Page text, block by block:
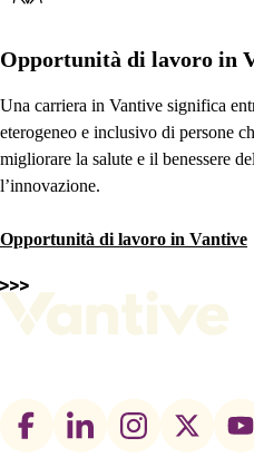
Opportunità di lavoro in
Una carriera in Vantive significa
eterogeneo e inclusivo di persone
migliorare la salute e il benessere
l’innovazione.
Opportunità di lavoro in Vantive
Footer